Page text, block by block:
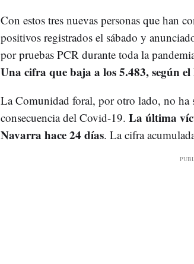
Con estos tres nuevas personas que han
positivos registrados el sábado y
por pruebas PCR durante toda la
Una cifra que baja a los 5.483, según
La Comunidad foral, por otro lado, no
consecuencia del Covid-19. La última
Navarra hace 24 días. La cifra